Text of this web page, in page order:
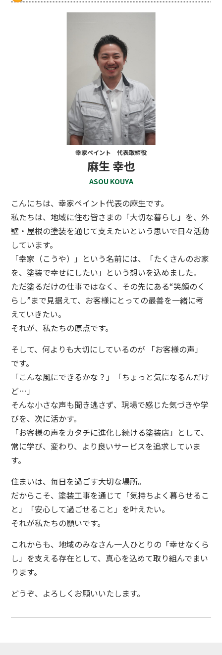
幸家ペイント 代表取締役
麻生 幸也
ASOU KOUYA
こんにちは、幸家ペイント代表の麻生です。
私たちは、地域に住む皆さまの「大切な暮らし」を、外
壁・屋根の塗装を通じて支えたいという思いで日々活動
しています。
「幸家（こうや）」という名前には、「たくさんのお家
を、塗装で幸せにしたい」という想いを込めました。
ただ塗るだけの仕事ではなく、その先にある“笑顔のく
らし”まで見据えて、お客様にとっての最善を一緒に考
えていきたい。
それが、私たちの原点です。
そして、何よりも大切にしているのが 「お客様の声」
です。
「こんな風にできるかな？」「ちょっと気になるんだけ
ど…」
そんな小さな声も聞き逃さず、現場で感じた気づきや学
びを、次に活かす。
「お客様の声をカタチに進化し続ける塗装店」として、
常に学び、変わり、より良いサービスを追求していま
す。
住まいは、毎日を過ごす大切な場所。
だからこそ、塗装工事を通じて「気持ちよく暮らせるこ
と」「安心して過ごせること」を叶えたい。
それが私たちの願いです。
これからも、地域のみなさん一人ひとりの「幸せなくら
し」を支える存在として、真心を込めて取り組んでまい
ります。
どうぞ、よろしくお願いいたします。